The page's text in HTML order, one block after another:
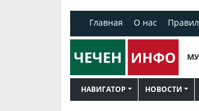
Главная О нас
НАВИГАТОР НОВОСТИ